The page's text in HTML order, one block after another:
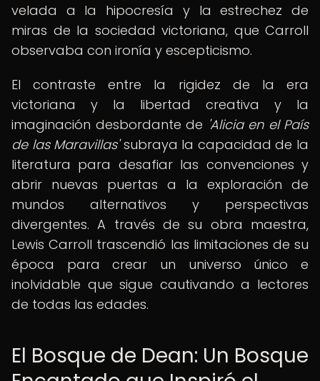
velada a la hipocresía y la estrechez de
miras de la sociedad victoriana, que Carroll
observaba con ironía y escepticismo.
El contraste entre la rigidez de la era
victoriana y la libertad creativa y la
imaginación desbordante de 'Alicia en el País
de las Maravillas'subraya la capacidad de la
literatura para desafiar las convenciones y
abrir nuevas puertas a la exploración de
mundos alternativos y perspectivas
divergentes. A través de su obra maestra,
Lewis Carroll trascendió las limitaciones de su
época para crear un universo único e
inolvidable que sigue cautivando a lectores
de todas las edades.
El Bosque de Dean: Un Bosque